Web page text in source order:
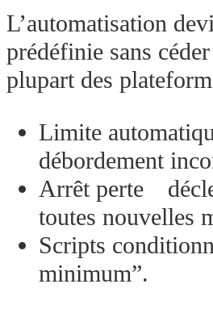
L’automatisation
prédéfinie sans
plupart des
Limite
débordement
Arrêt perte
toutes nouvelles
Scripts
minimum”.